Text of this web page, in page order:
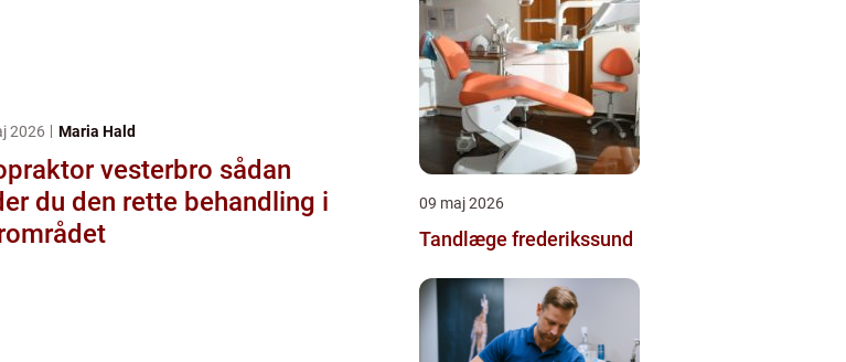
2026 Maria Hald
vesterbro sådan
du den rette behandling i
09 maj 2026
Tandlæge frederikssund